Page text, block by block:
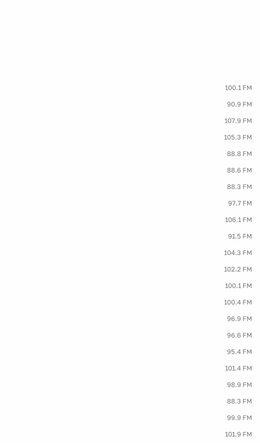
100.1 FM
90.9 FM
107.9 FM
105.3 FM
88.8 FM
88.6 FM
88.3 FM
97.7 FM
106.1 FM
91.5 FM
104.3 FM
102.2 FM
100.1 FM
100.4 FM
96.9 FM
96.6 FM
95.4 FM
101.4 FM
98.9 FM
88.3 FM
99.9 FM
101.9 FM